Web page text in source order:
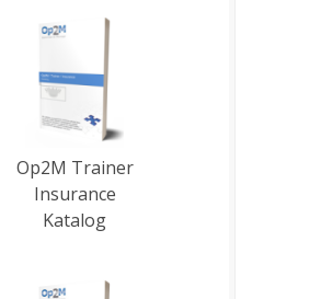
Op2M Trainer
Insurance
Katalog